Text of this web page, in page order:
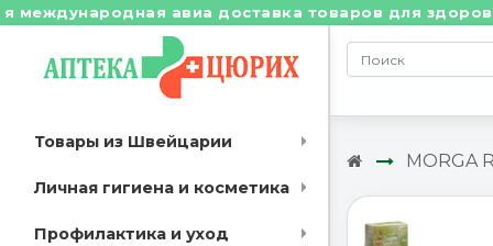
авиа доставка товаров для здоровья
Товары из Швейцарии
Личная гигиена и косметика
Профилактика и уход
MORGA